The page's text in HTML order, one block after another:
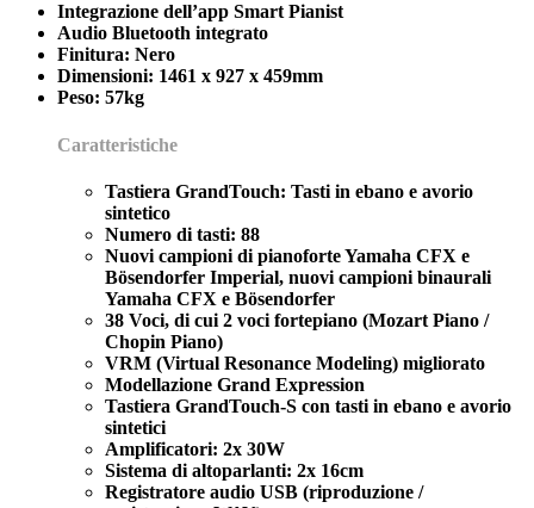
Integrazione dell’app Smart Pianist
Audio Bluetooth integrato
Finitura: Nero
Dimensioni: 1461 x 927 x 459mm
Peso: 57kg
Caratteristiche
Tastiera GrandTouch: Tasti in ebano e avorio
sintetico
Numero di tasti: 88
Nuovi campioni di pianoforte Yamaha CFX e
Bösendorfer Imperial, nuovi campioni binaurali
Yamaha CFX e Bösendorfer
38 Voci, di cui 2 voci fortepiano (Mozart Piano /
Chopin Piano)
VRM (Virtual Resonance Modeling) migliorato
Modellazione Grand Expression
Tastiera GrandTouch-S con tasti in ebano e avorio
sintetici
Amplificatori: 2x 30W
Sistema di altoparlanti: 2x 16cm
Registratore audio USB (riproduzione /